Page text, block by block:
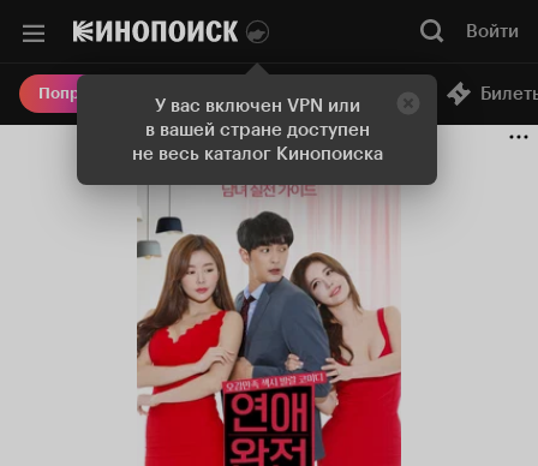
У вас включен VPN или
в вашей стране доступен
не весь каталог Кинопоиска
Войти
Попробовать Плюс Онлайн-кинотеатр